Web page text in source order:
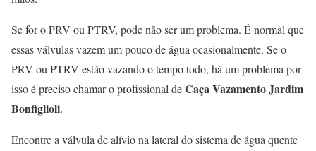
Se for o PRV ou PTRV, pode não ser um problema. É normal que
essas válvulas vazem um pouco de água ocasionalmente. Se o
PRV ou PTRV estão vazando o tempo todo, há um problema por
isso é preciso chamar o profissional deCaça Vazamento Jardim
Bonfiglioli.
Encontre a válvula de alívio na lateral do sistema de água quente